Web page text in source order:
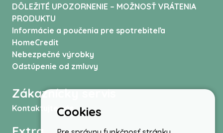
DÔLEŽITÉ UPOZORNENIE – MOŽNOSŤ VRÁTENIA
PRODUKTU
Informácie a poučenia pre spotrebiteľa
HomeCredit
Nebezpečné výrobky
Odstúpenie od zmluvy
Zákaznícky servis
Kontaktujte násCookies